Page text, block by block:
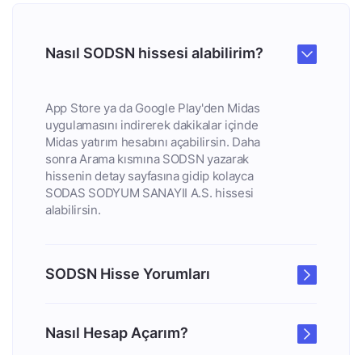
Nasıl SODSN hissesi alabilirim?
App Store ya da Google Play'den Midas
uygulamasını indirerek dakikalar içinde
Midas yatırım hesabını açabilirsin. Daha
sonra Arama kısmına SODSN yazarak
hissenin detay sayfasına gidip kolayca
SODAS SODYUM SANAYII A.S. hissesi
alabilirsin.
SODSN Hisse Yorumları
Nasıl Hesap Açarım?